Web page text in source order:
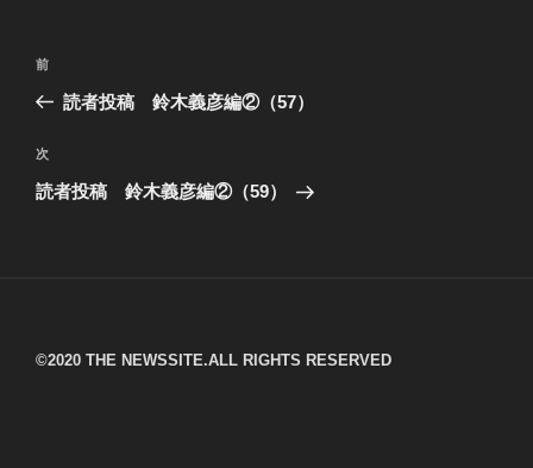
投
ビ
ゲ
過
去
投
稿
前
読者投稿 鈴木義彦編②（57）
次
の
次
読者投稿 鈴木義彦編②（59）
©︎2020 THE NEWSSITE.ALL RIGHTS RESERVED